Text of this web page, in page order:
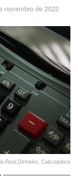
novembro de 2022
Real,Dinheiro, Calculadora